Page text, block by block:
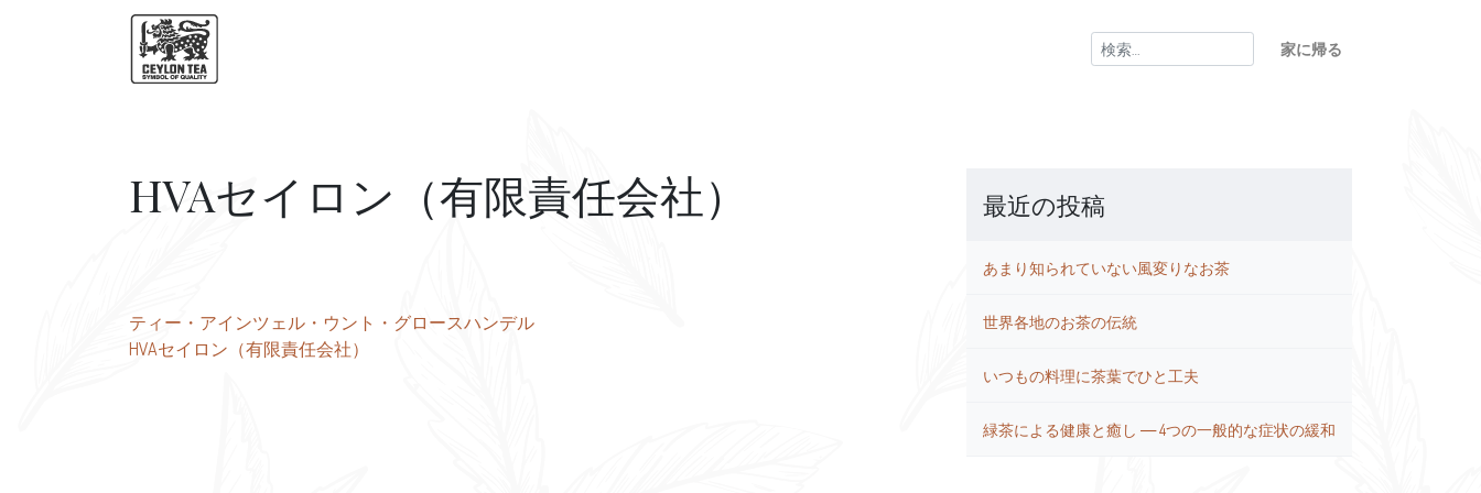
検
索:
家に帰る
最近の投稿
あまり知られていない風変りなお茶
世界各地のお茶の伝統
いつもの料理に茶葉でひと工夫
緑茶による健康と癒し ― 4つの一般的な症状の緩和
HVAセイロン（有限責任会社）
投
稿
ティー・アインツェル・ウント・グロースハンデル
HVAセイロン（有限責任会社）